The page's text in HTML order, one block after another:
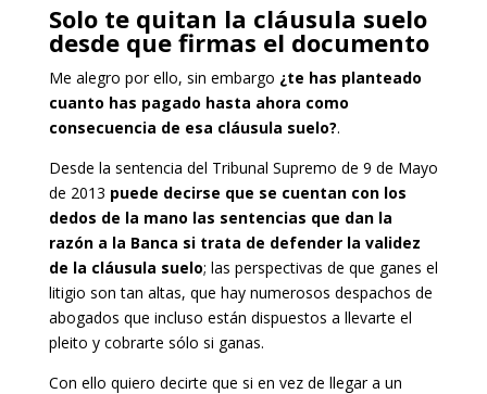
Solo te quitan la cláusula suelo
desde que firmas el documento
Me alegro por ello, sin embargo ¿te has planteado
cuanto has pagado hasta ahora como
consecuencia de esa cláusula suelo?.
Desde la sentencia del Tribunal Supremo de 9 de Mayo
de 2013 puede decirse que se cuentan con los
dedos de la mano las sentencias que dan la
razón a la Banca si trata de defender la validez
de la cláusula suelo; las perspectivas de que ganes el
litigio son tan altas, que hay numerosos despachos de
abogados que incluso están dispuestos a llevarte el
pleito y cobrarte sólo si ganas.
Con ello quiero decirte que si en vez de llegar a un